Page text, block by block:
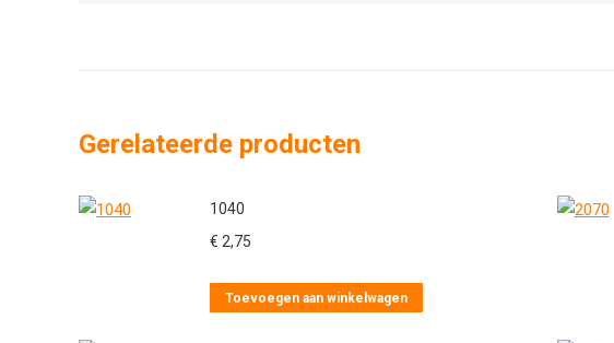
Gerelateerde producten
1040
€ 2,75
Toevoegen aan winkelwagen